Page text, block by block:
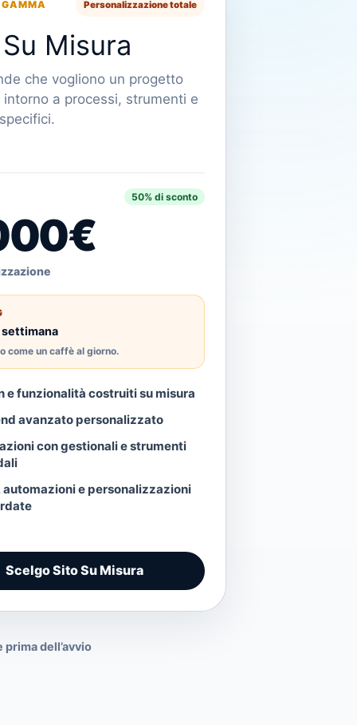
Personalizzazione totale
Misura
che vogliono un progetto
a processi, strumenti e
50% di sconto
come un caffè al giorno.
e funzionalità costruiti su misura
avanzato personalizzato
con gestionali e strumenti
automazioni e personalizzazioni
Scelgo Sito Su Misura
dell’avvio